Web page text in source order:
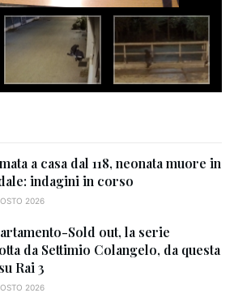
a casa dal 118, neonata muore in
indagini in corso
2026
Sold out, la serie
da Settimio Colangelo, da questa
Rai 3
2026